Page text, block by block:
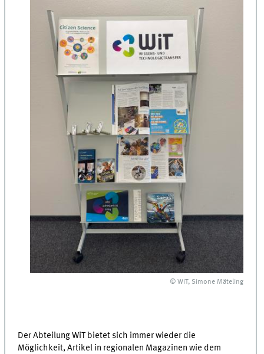
© WiT, Simone Mäteling
Der Abteilung WiT bietet sich immer wieder die
Möglichkeit, Artikel in regionalen Magazinen wie dem